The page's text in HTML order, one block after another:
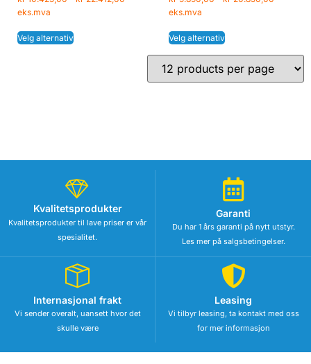
eks.mva
Velg alternativ
eks.mva
Velg alternativ
Kvalitetsprodukter
Kvalitetsprodukter til lave priser er vår
spesialitet.
Garanti
Du har 1 års garanti på nytt utstyr.
Les mer på salgsbetingelser.
Internasjonal frakt
Vi sender overalt, uansett hvor det
skulle være
Leasing
Vi tilbyr leasing, ta kontakt med oss
for mer informasjon